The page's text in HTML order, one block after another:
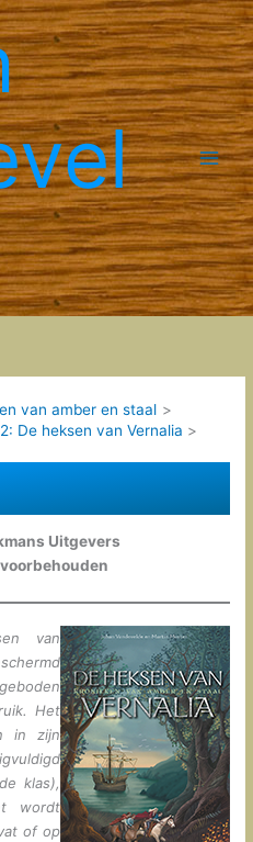
van amber en staal
De heksen van Vernalia
Uitgevers
van
Het
in zijn
klas),
wordt
of op